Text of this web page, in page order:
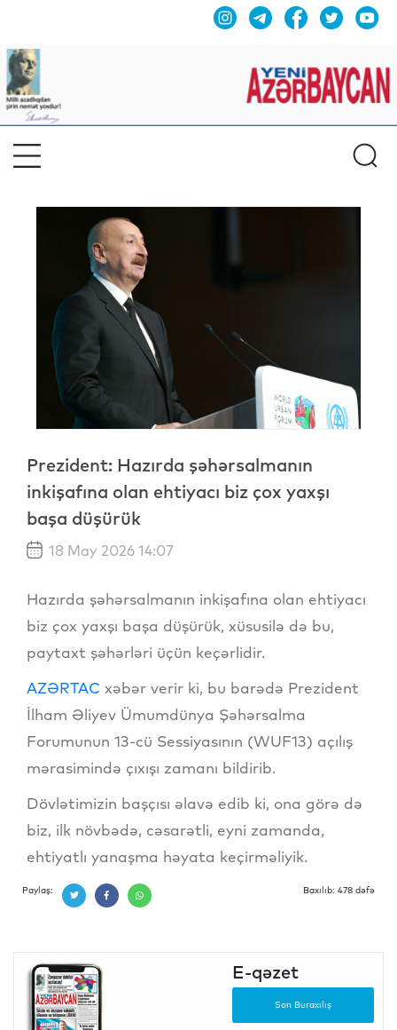
Prezident: Hazırda şəhərsalmanın
inkişafına olan ehtiyacı biz çox yaxşı
başa düşürük
18 May 2026 14:07
Hazırda şəhərsalmanın inkişafına olan ehtiyacı
biz çox yaxşı başa düşürük, xüsusilə də bu,
paytaxt şəhərləri üçün keçərlidir.
AZƏRTAC xəbər verir ki, bu barədə Prezident
İlham Əliyev Ümumdünya Şəhərsalma
Forumunun 13-cü Sessiyasının (WUF13) açılış
mərasimində çıxışı zamanı bildirib.
Dövlətimizin başçısı əlavə edib ki, ona görə də
biz, ilk növbədə, cəsarətli, eyni zamanda,
ehtiyatlı yanaşma həyata keçirməliyik.
Paylaş: Baxılıb: 478 dəfə
E-qəzet
Son Buraxılış